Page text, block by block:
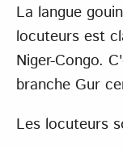
La langue
locuteurs est
Niger-Congo.
branche Gur
Les locuteurs